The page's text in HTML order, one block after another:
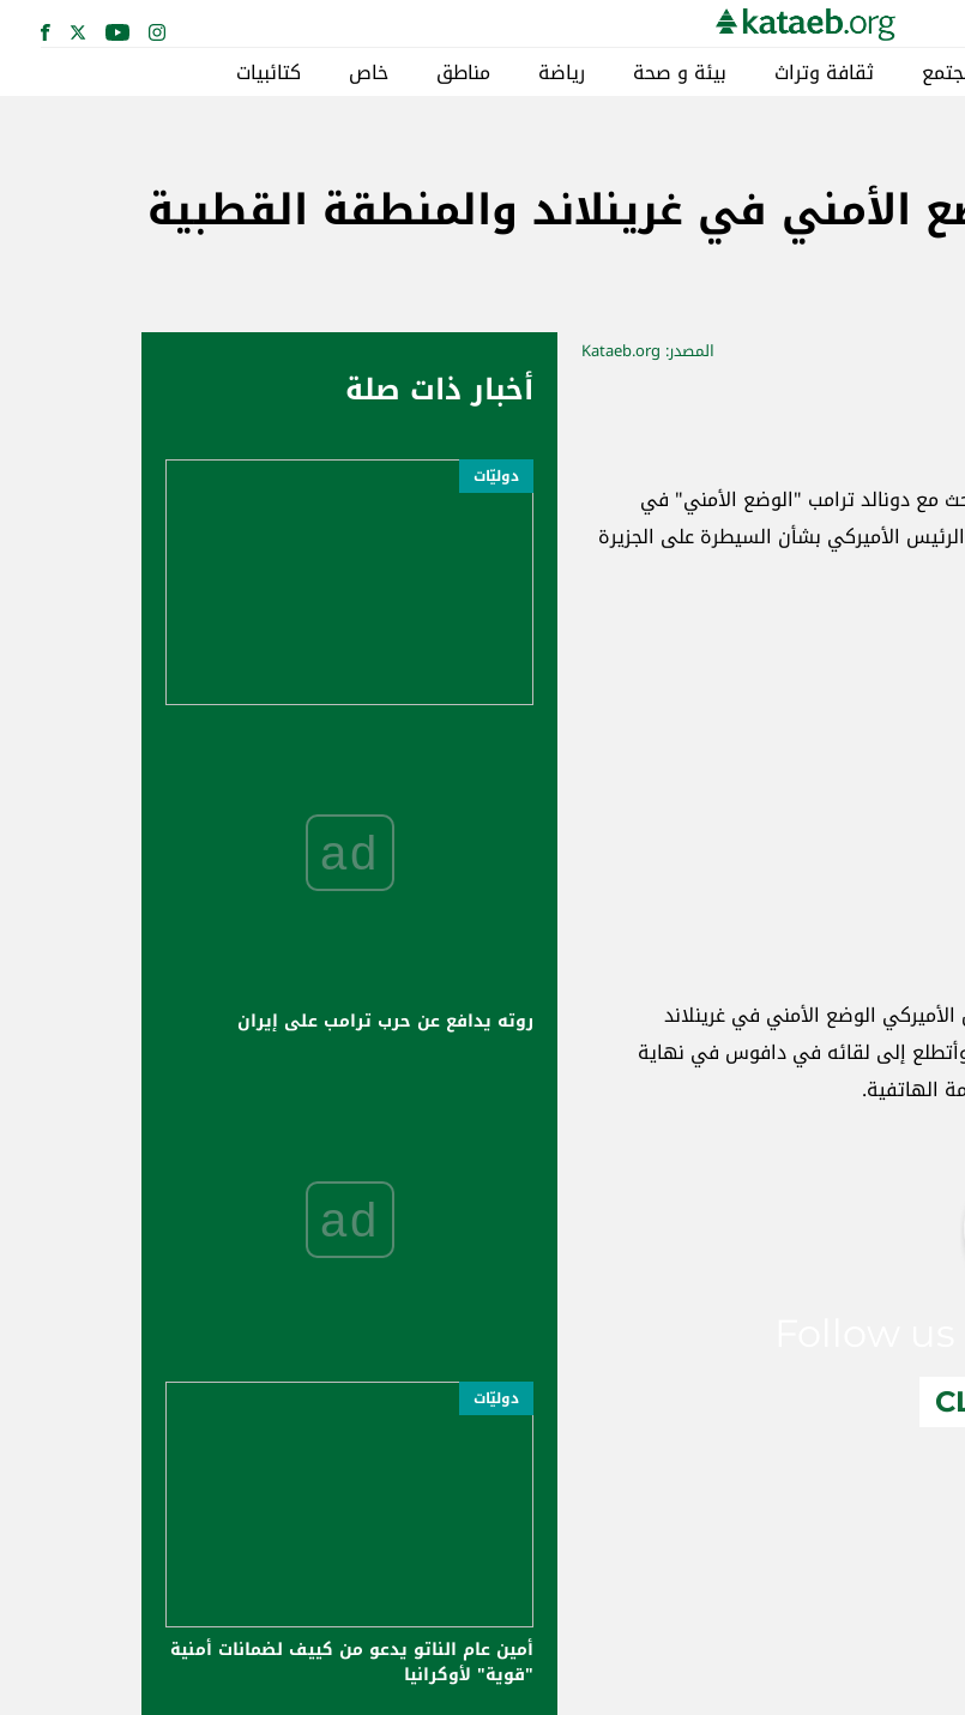
ثقافة وتراث بيئة و صحة رياضة مناطق خاص كتائبيات
الأمني في غرينلاند والمنطقة القطبية
المصدر: Kataeb.org
مع دونالد ترامب "الوضع الأمني" في
الأميركي بشأن السيطرة على الجزيرة
الوضع الأمني في غرينلاند
إلى لقائه في دافوس في نهاية
الهاتفية.
أخبار ذات صلة
دوليّات
ad
روته يدافع عن حرب ترامب على إيران
ad
دوليّات
أمين عام الناتو يدعو من كييف لضمانات أمنية
"قوية" لأوكرانيا